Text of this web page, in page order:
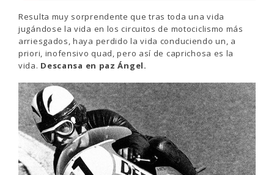
Resulta muy sorprendente que tras toda una vida
jugándose la vida en los circuitos de motociclismo más
arriesgados, haya perdido la vida conduciendo un, a
priori, inofensivo quad, pero así de caprichosa es la
vida. Descansa en paz Ángel.